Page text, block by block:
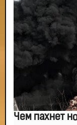
Чем пахнет